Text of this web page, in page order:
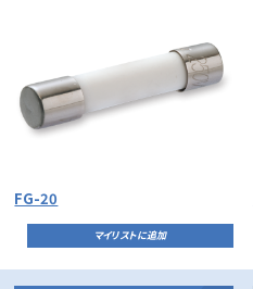
FG-20
マイリストに追加